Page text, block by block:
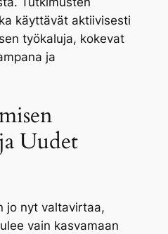
käyttävät aktiivisesti
työkaluja, kokevat
ja
Uudet
jo nyt valtavirtaa,
vain kasvamaan